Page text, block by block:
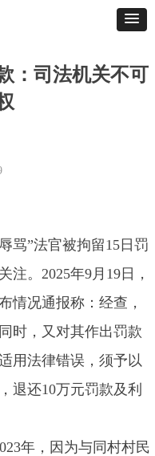
：司法机关不可
骂”法官被拘留15日罚
注。2025年9月19日，
情况通报称：经查，
时，又对其作出罚款
用法律错误，须予以
退还10万元罚款及利
年，因为与同村村民